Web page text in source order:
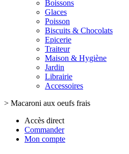
Boissons
Glaces
Poisson
Biscuits & Chocolats
Epicerie
Traiteur
Maison & Hygiène
Jardin
Librairie
Accessoires
> Macaroni aux oeufs frais
Accès direct
Commander
Mon compte